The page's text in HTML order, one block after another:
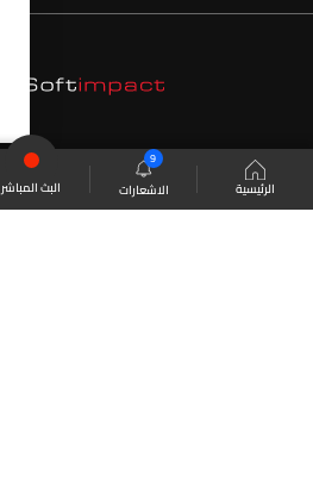
الرئيسية الاشعارات
9
البث المباشر
موقع البرامج